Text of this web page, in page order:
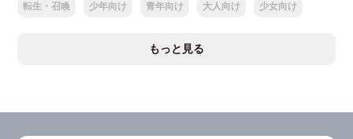
転生・召喚 少年向け 青年向け 大人向け 少女向け
もっと見る